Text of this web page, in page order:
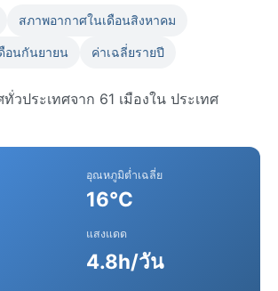
สภาพอากาศในเดือนสิงหาคม
อนกันยายน ค่าเฉลี่ยรายปี
วประเทศจาก 61 เมืองใน ประเทศ
อุณหภูมิต่ำเฉลี่ย
16°C
แสงแดด
4.8h/วัน